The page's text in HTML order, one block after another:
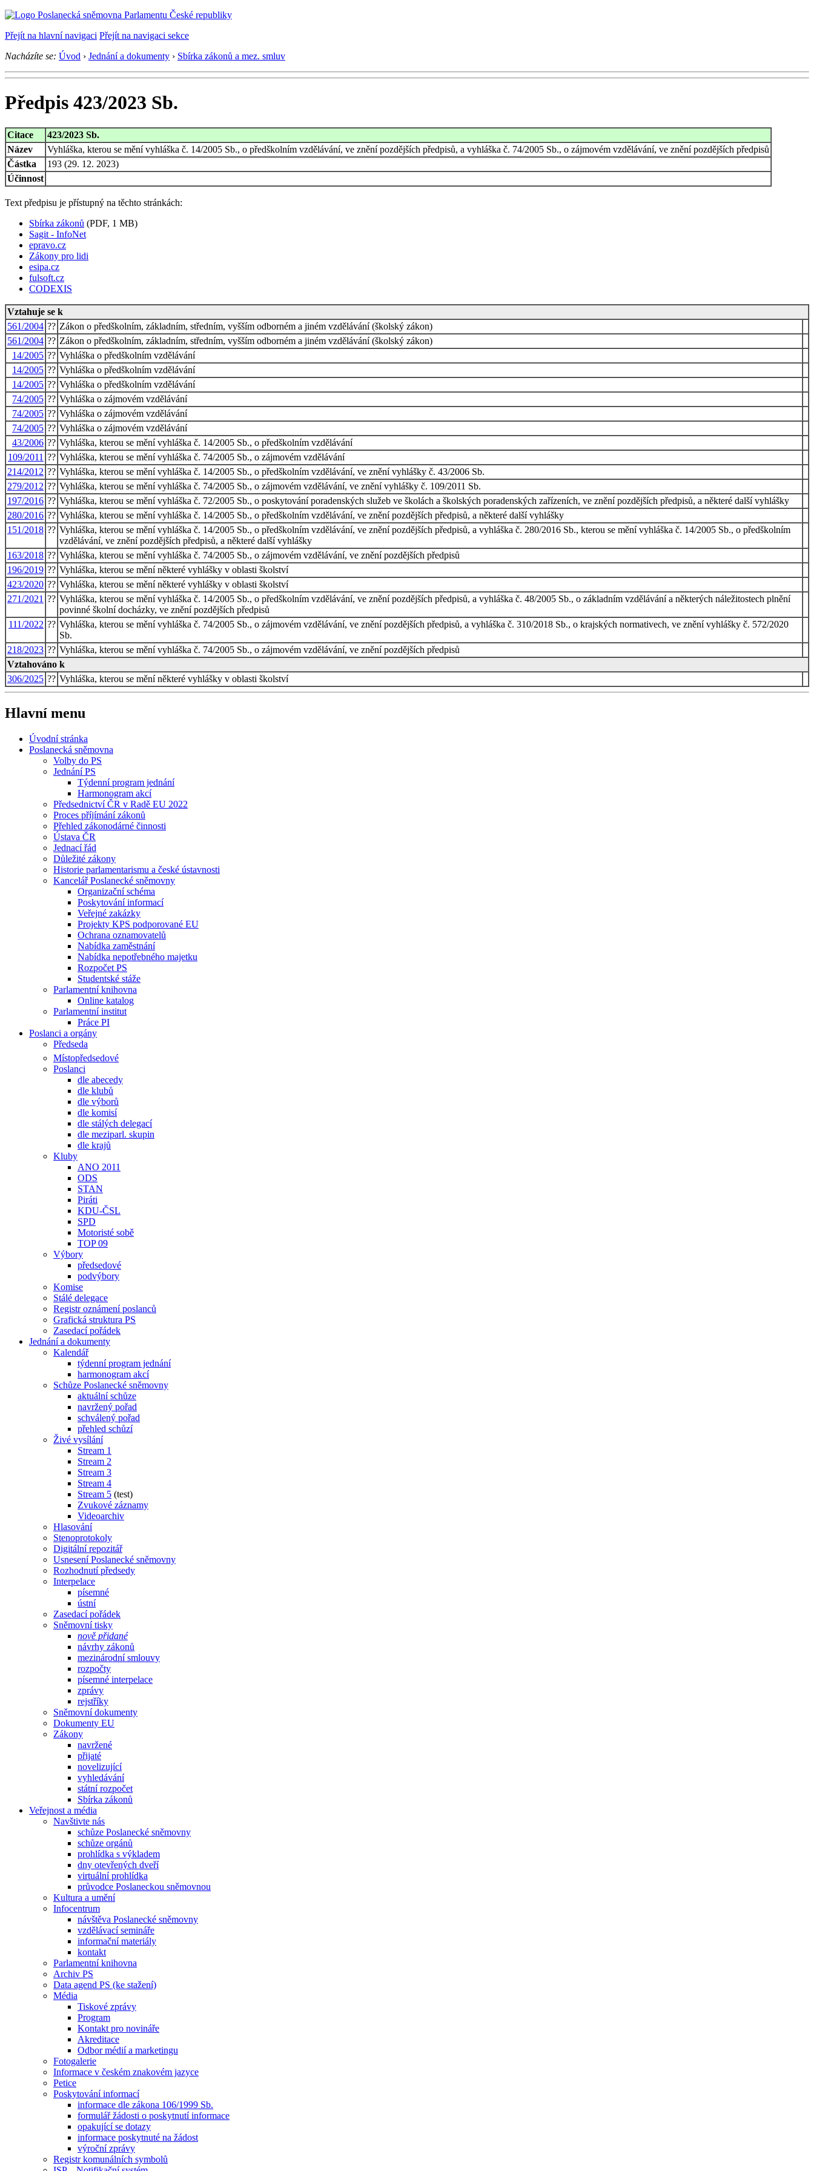
Přejít na hlavní navigaci Přejít na navigaci sekce
Nacházíte se: Úvod › Jednání a dokumenty › Sbírka zákonů a mez. smluv
Předpis 423/2023 Sb.
Citace
423/2023 Sb.
Název
Vyhláška, kterou se mění vyhláška č. 14/2005 Sb., o předškolním vzdělávání, ve znění pozdějších předpisů, a vyhláška č. 74/2005 Sb., o zájmovém vzdělávání, ve znění pozdějších předpisů
Částka
193 (29. 12. 2023)
Účinnost
Text předpisu je přístupný na těchto stránkách:
Sbírka zákonů (PDF, 1 MB)
Sagit - InfoNet
epravo.cz
Zákony pro lidi
esipa.cz
fulsoft.cz
CODEXIS
Vztahuje se k
561/2004 ?? Zákon o předškolním, základním, středním, vyšším odborném a jiném vzdělávání (školský zákon)
561/2004 ?? Zákon o předškolním, základním, středním, vyšším odborném a jiném vzdělávání (školský zákon)
14/2005 ?? Vyhláška o předškolním vzdělávání
14/2005 ?? Vyhláška o předškolním vzdělávání
14/2005 ?? Vyhláška o předškolním vzdělávání
74/2005 ?? Vyhláška o zájmovém vzdělávání
74/2005 ?? Vyhláška o zájmovém vzdělávání
74/2005 ?? Vyhláška o zájmovém vzdělávání
43/2006 ?? Vyhláška, kterou se mění vyhláška č. 14/2005 Sb., o předškolním vzdělávání
109/2011 ?? Vyhláška, kterou se mění vyhláška č. 74/2005 Sb., o zájmovém vzdělávání
214/2012 ?? Vyhláška, kterou se mění vyhláška č. 14/2005 Sb., o předškolním vzdělávání, ve znění vyhlášky č. 43/2006 Sb.
279/2012 ?? Vyhláška, kterou se mění vyhláška č. 74/2005 Sb., o zájmovém vzdělávání, ve znění vyhlášky č. 109/2011 Sb.
197/2016 ?? Vyhláška, kterou se mění vyhláška č. 72/2005 Sb., o poskytování poradenských služeb ve školách a školských poradenských zařízeních, ve znění pozdějších předpisů, a některé další vyhlášky
280/2016 ?? Vyhláška, kterou se mění vyhláška č. 14/2005 Sb., o předškolním vzdělávání, ve znění pozdějších předpisů, a některé další vyhlášky
151/2018 ?? Vyhláška, kterou se mění vyhláška č. 14/2005 Sb., o předškolním vzdělávání, ve znění pozdějších předpisů, a vyhláška č. 280/2016 Sb., kterou se mění vyhláška č. 14/2005 Sb., o předškolním
vzdělávání, ve znění pozdějších předpisů, a některé další vyhlášky
163/2018 ?? Vyhláška, kterou se mění vyhláška č. 74/2005 Sb., o zájmovém vzdělávání, ve znění pozdějších předpisů
196/2019 ?? Vyhláška, kterou se mění některé vyhlášky v oblasti školství
423/2020 ?? Vyhláška, kterou se mění některé vyhlášky v oblasti školství
271/2021 ?? Vyhláška, kterou se mění vyhláška č. 14/2005 Sb., o předškolním vzdělávání, ve znění pozdějších předpisů, a vyhláška č. 48/2005 Sb., o základním vzdělávání a některých náležitostech plnění
povinné školní docházky, ve znění pozdějších předpisů
111/2022 ?? Vyhláška, kterou se mění vyhláška č. 74/2005 Sb., o zájmovém vzdělávání, ve znění pozdějších předpisů, a vyhláška č. 310/2018 Sb., o krajských normativech, ve znění vyhlášky č. 572/2020
Sb.
218/2023 ?? Vyhláška, kterou se mění vyhláška č. 74/2005 Sb., o zájmovém vzdělávání, ve znění pozdějších předpisů
Vztahováno k
306/2025 ?? Vyhláška, kterou se mění některé vyhlášky v oblasti školství
Hlavní menu
Úvodní stránka
Poslanecká sněmovna
Volby do PS
Jednání PS
Týdenní program jednání
Harmonogram akcí
Předsednictví ČR v Radě EU 2022
Proces příjímání zákonů
Přehled zákonodárné činnosti
Ústava ČR
Jednací řád
Důležité zákony
Historie parlamentarismu a české ústavnosti
Kancelář Poslanecké sněmovny
Organizační schéma
Poskytování informací
Veřejné zakázky
Projekty KPS podporované EU
Ochrana oznamovatelů
Nabídka zaměstnání
Nabídka nepotřebného majetku
Rozpočet PS
Studentské stáže
Parlamentní knihovna
Online katalog
Parlamentní institut
Práce PI
Poslanci a orgány
Předseda
Místopředsedové
Poslanci
dle abecedy
dle klubů
dle výborů
dle komisí
dle stálých delegací
dle meziparl. skupin
dle krajů
Kluby
ANO 2011
ODS
STAN
Piráti
KDU-ČSL
SPD
Motoristé sobě
TOP 09
Výbory
předsedové
podvýbory
Komise
Stálé delegace
Registr oznámení poslanců
Grafická struktura PS
Zasedací pořádek
Jednání a dokumenty
Kalendář
týdenní program jednání
harmonogram akcí
Schůze Poslanecké sněmovny
aktuální schůze
navržený pořad
schválený pořad
přehled schůzí
Živé vysílání
Stream 1
Stream 2
Stream 3
Stream 4
Stream 5 (test)
Zvukové záznamy
Videoarchiv
Hlasování
Stenoprotokoly
Digitální repozitář
Usnesení Poslanecké sněmovny
Rozhodnutí předsedy
Interpelace
písemné
ústní
Zasedací pořádek
Sněmovní tisky
nově přidané
návrhy zákonů
mezinárodní smlouvy
rozpočty
písemné interpelace
zprávy
rejstříky
Sněmovní dokumenty
Dokumenty EU
Zákony
navržené
přijaté
novelizující
vyhledávání
státní rozpočet
Sbírka zákonů
Veřejnost a média
Navštivte nás
schůze Poslanecké sněmovny
schůze orgánů
prohlídka s výkladem
dny otevřených dveří
virtuální prohlídka
průvodce Poslaneckou sněmovnou
Kultura a umění
Infocentrum
návštěva Poslanecké sněmovny
vzdělávací semináře
informační materiály
kontakt
Parlamentní knihovna
Archiv PS
Data agend PS (ke stažení)
Média
Tiskové zprávy
Program
Kontakt pro novináře
Akreditace
Odbor médií a marketingu
Fotogalerie
Informace v českém znakovém jazyce
Petice
Poskytování informací
informace dle zákona 106/1999 Sb.
formulář žádosti o poskytnutí informace
opakující se dotazy
informace poskytnuté na žádost
výroční zprávy
Registr komunálních symbolů